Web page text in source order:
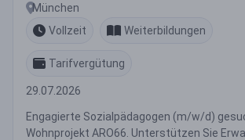
München
Vollzeit
Weiterbildungen
Tarifvergütung
29.07.2026
Engagierte Sozialpädagogen (m/w/d)
Wohnprojekt ARO66. Unterstützen Sie